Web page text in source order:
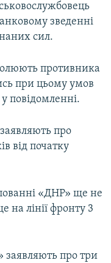
зведенні
сил.
противника
при цьому умов
повідомленні.
заявляють про
від початку
«ДНР» ще не
на лінії фронту 3
про три